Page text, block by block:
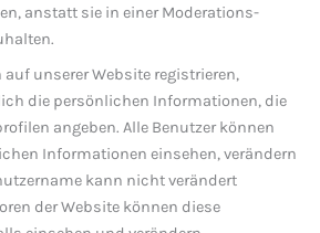
anstatt sie in einer Moderations-
auf unserer Website registrieren,
die persönlichen Informationen, die
angeben. Alle Benutzer können
Informationen einsehen, verändern
kann nicht verändert
der Website können diese